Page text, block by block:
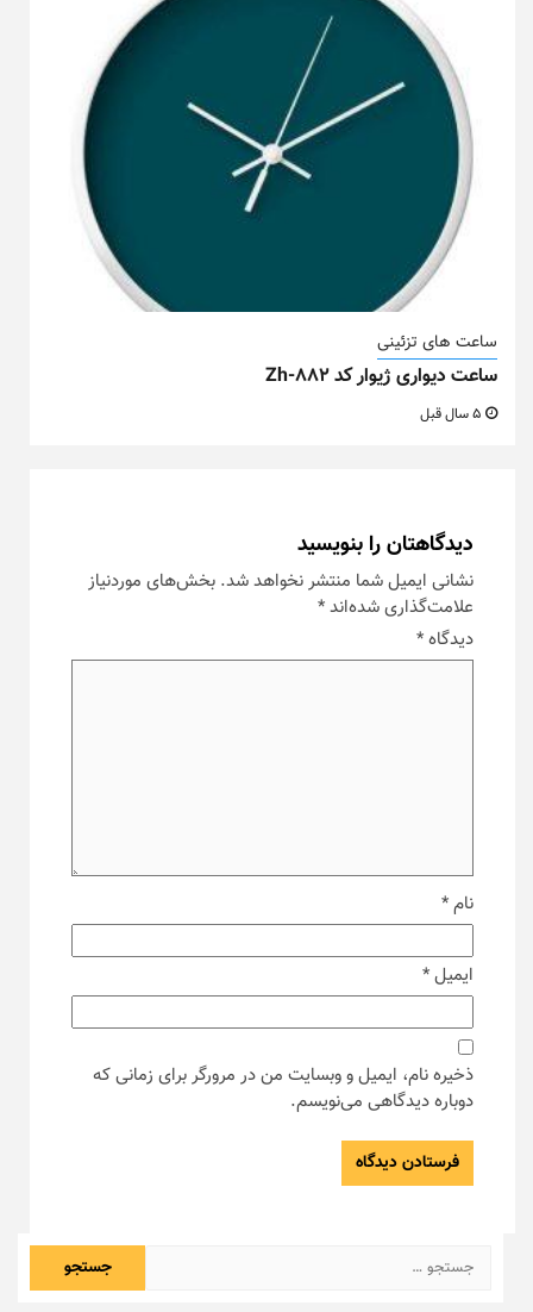
ساعت های تزئینی
ساعت دیواری ژیوار کد Zh-882
دیدگاهتان را بنویسید
نشانی ایمیل شما منتشر نخواهد شد. بخش‌های موردنیاز
علامت‌گذاری شده‌اند*
دیدگاه*
نام*
ایمیل*
ذخیره نام، ایمیل و وبسایت من در مرورگر برای زمانی که
دوباره دیدگاهی می‌نویسم.
جستجو
برای: